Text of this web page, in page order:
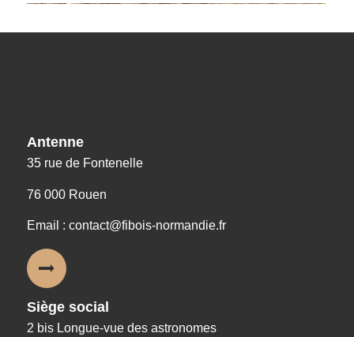
Antenne
35 rue de Fontenelle
76 000 Rouen
Email : contact@fibois-normandie.fr
Siège social
2 bis Longue-vue des astronomes